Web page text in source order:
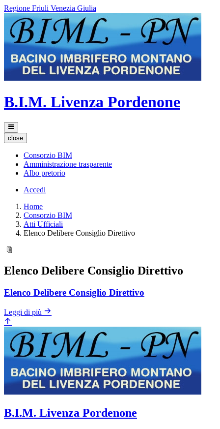
Regione Friuli Venezia Giulia
B.I.M. Livenza Pordenone
close
Consorzio BIM
Amministrazione trasparente
Albo pretorio
Accedi
Home
Consorzio BIM
Atti Ufficiali
Elenco Delibere Consiglio Direttivo
Elenco Delibere Consiglio Direttivo
Elenco Delibere Consiglio Direttivo
Leggi di più
B.I.M. Livenza Pordenone